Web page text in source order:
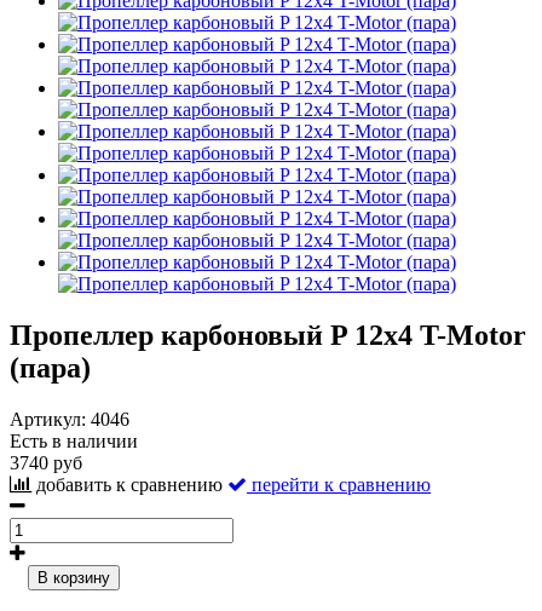
Пропеллер карбоновый P 12x4 T-Motor
(пара)
Артикул: 4046
Есть в наличии
3740 руб
добавить к сравнению
перейти к сравнению
В корзину